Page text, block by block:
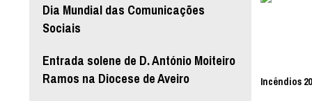
Dia Mundial das Comunicações
Sociais
Entrada solene de D. António Moiteiro
Ramos na Diocese de Aveiro
Incêndios